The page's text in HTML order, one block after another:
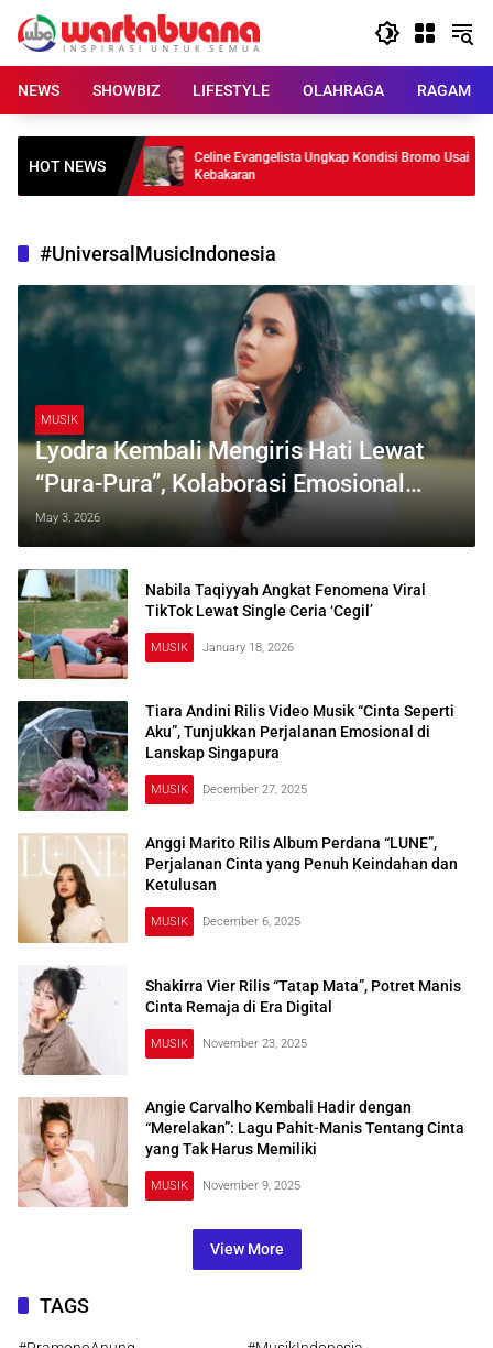
content
NEWS
SHOWBIZ LIFESTYLE OLAHRAGA RAGAM
HOT NEWS
Carrick Beri
Celine Evangelista Ungkap Kondisi Bromo Usai
Kebakaran
#UniversalMusicIndonesia
MUSIK
Lyodra Kembali Mengiris Hati Lewat
“Pura-Pura”, Kolaborasi Emosional
Bareng Andmesh yang Bikin Baper
Maksimal
May 3, 2026
Nabila Taqiyyah Angkat Fenomena Viral
TikTok Lewat Single Ceria ‘Cegil’
MUSIK January 18, 2026
Tiara Andini Rilis Video Musik “Cinta Seperti
Aku”, Tunjukkan Perjalanan Emosional di
Lanskap Singapura
MUSIK December 27, 2025
Anggi Marito Rilis Album Perdana “LUNE”,
Perjalanan Cinta yang Penuh Keindahan dan
Ketulusan
MUSIK December 6, 2025
Shakirra Vier Rilis “Tatap Mata”, Potret Manis
Cinta Remaja di Era Digital
MUSIK November 23, 2025
Angie Carvalho Kembali Hadir dengan
“Merelakan”: Lagu Pahit-Manis Tentang Cinta
yang Tak Harus Memiliki
MUSIK November 9, 2025
View More
TAGS